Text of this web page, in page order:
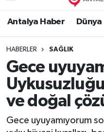
Antalya Haber Dünya
HABERLER SAĞLIK
Gece
ve doğal
Gece uyuyamıyorum
Genel
Güncel
Güvenlik
Namaz Vakitleri
Tüm Manşetler
Son Dakika
Haber Arşivi